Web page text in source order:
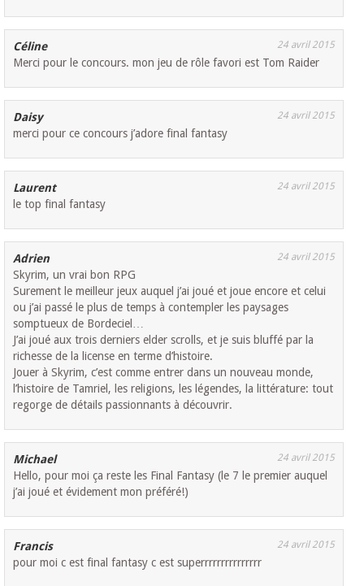
Céline 24 avril 2015
Merci pour le concours. mon jeu de rôle favori est Tom Raider
Daisy 24 avril 2015
merci pour ce concours j’adore final fantasy
Laurent 24 avril 2015
le top final fantasy
Adrien 24 avril 2015
Skyrim, un vrai bon RPG
Surement le meilleur jeux auquel j’ai joué et joue encore et celui
ou j’ai passé le plus de temps à contempler les paysages
somptueux de Bordeciel…
J’ai joué aux trois derniers elder scrolls, et je suis bluffé par la
richesse de la license en terme d’histoire.
Jouer à Skyrim, c’est comme entrer dans un nouveau monde,
l’histoire de Tamriel, les religions, les légendes, la littérature: tout
regorge de détails passionnants à découvrir.
Michael 24 avril 2015
Hello, pour moi ça reste les Final Fantasy (le 7 le premier auquel
j’ai joué et évidement mon préféré!)
Francis 24 avril 2015
pour moi c est final fantasy c est superrrrrrrrrrrrrrr